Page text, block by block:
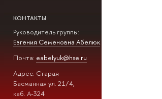
КОНТАКТЫ
Руководитель группы:
Евгения Семеновна Абелюк
Почта: eabelyuk@hse.ru
Адрес: Старая
Басманная ул. 21/4,
каб. А-324